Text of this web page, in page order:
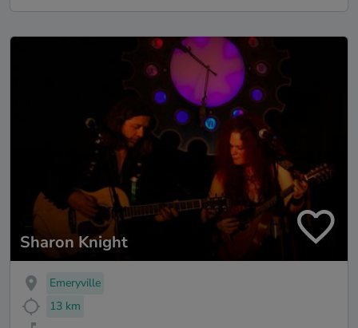
Sharon Knight
Emeryville
13 km